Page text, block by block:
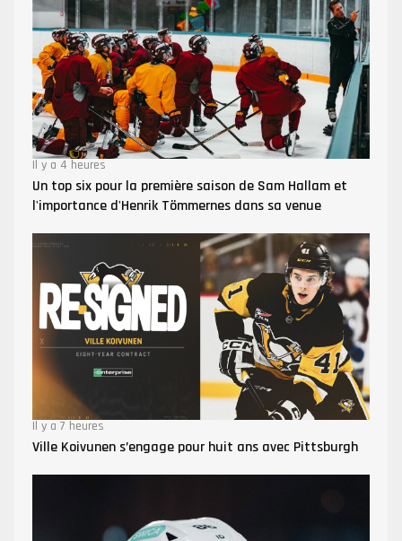
Il y a 4 heures
Un top six pour la première saison de Sam Hallam et
l'importance d'Henrik Tömmernes dans sa venue
Il y a 7 heures
Ville Koivunen s’engage pour huit ans avec Pittsburgh